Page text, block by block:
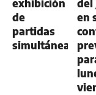
exhibición
de
partidas
simultáneas
del
en